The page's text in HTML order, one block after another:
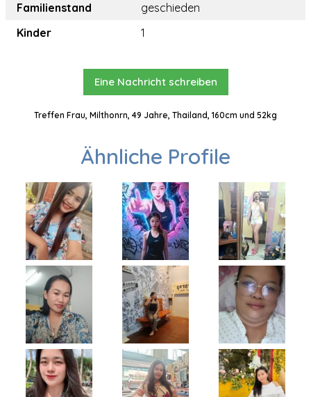
Familienstand
geschieden
Kinder
1
Eine Nachricht schreiben
Treffen Frau, Milthonrn, 49 Jahre, Thailand, 160cm und 52kg
Ähnliche Profile